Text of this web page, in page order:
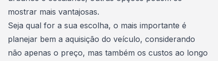
mostrar mais vantajosas.
Seja qual for a sua escolha, o mais importante é
planejar bem a aquisição do veículo, considerando
não apenas o preço, mas também os custos ao longo